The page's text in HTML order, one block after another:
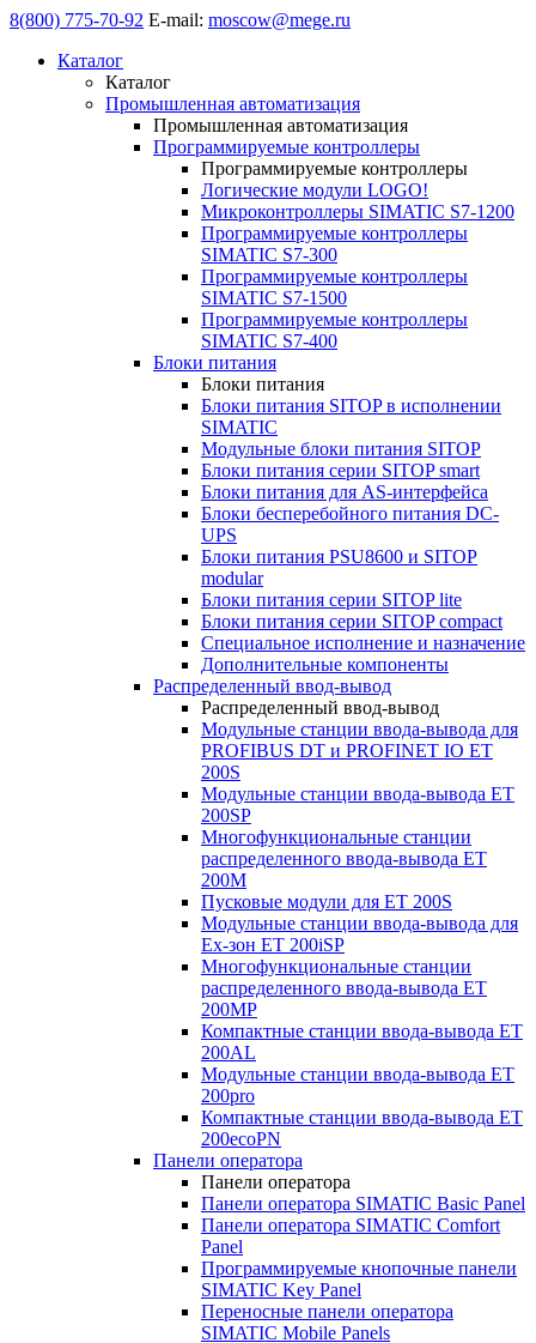
8(800) 775-70-92 E-mail: moscow@mege.ru
Каталог
Каталог
Промышленная автоматизация
Промышленная автоматизация
Программируемые контроллеры
Программируемые контроллеры
Логические модули LOGO!
Микроконтроллеры SIMATIC S7-1200
Программируемые контроллеры
SIMATIC S7-300
Программируемые контроллеры
SIMATIC S7-1500
Программируемые контроллеры
SIMATIC S7-400
Блоки питания
Блоки питания
Блоки питания SITOP в исполнении
SIMATIC
Модульные блоки питания SITOP
Блоки питания серии SITOP smart
Блоки питания для AS-интерфейса
Блоки бесперебойного питания DC-
UPS
Блоки питания PSU8600 и SITOP
modular
Блоки питания серии SITOP lite
Блоки питания серии SITOP compact
Специальное исполнение и назначение
Дополнительные компоненты
Распределенный ввод-вывод
Распределенный ввод-вывод
Модульные станции ввода-вывода для
PROFIBUS DT и PROFINET IO ET
200S
Модульные станции ввода-вывода ET
200SP
Многофункциональные станции
распределенного ввода-вывода ET
200M
Пусковые модули для ET 200S
Модульные станции ввода-вывода для
Ex-зон ET 200iSP
Многофункциональные станции
распределенного ввода-вывода ET
200MP
Компактные станции ввода-вывода ET
200AL
Модульные станции ввода-вывода ET
200pro
Компактные станции ввода-вывода ET
200ecoPN
Панели оператора
Панели оператора
Панели оператора SIMATIC Basic Panel
Панели оператора SIMATIC Comfort
Panel
Программируемые кнопочные панели
SIMATIC Key Panel
Переносные панели оператора
SIMATIC Mobile Panels